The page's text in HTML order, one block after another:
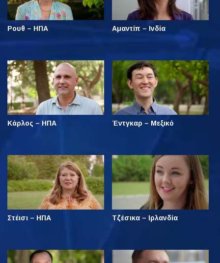
Ρουθ – ΗΠΑ Αμαντίπ – Ινδία
Κάρλος – ΗΠΑ Έντγκαρ – Μεξικό
Στέισι – ΗΠΑ Τζέσικα – Ιρλανδία